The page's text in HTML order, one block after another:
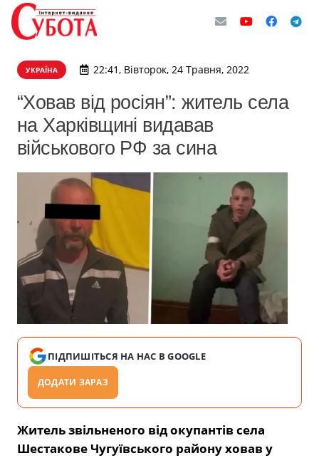
УКРАЇНА 22:41, Вівторок, 24 Травня, 2022
“Ховав від росіян”: житель села
на Харківщині видавав
військового РФ за сина
ПІДПИШІТЬСЯ НА НАС В GOOGLE
ДОДАТИ ЗАРАЗ
Житель звільненого від окупантів села
Шестакове Чугуївського району ховав у